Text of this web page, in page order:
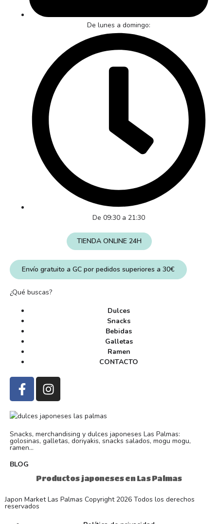
Snacks, merchandising y dulces japoneses Las Palmas:
golosinas, galletas, doriyakis, snacks salados, mogu mogu,
ramen...
BLOG
Productos japoneses en Las Palmas
¿Qué buscas?
Dulces
Snacks
Bebidas
Galletas
Ramen
CONTACTO
De lunes a domingo:
De 09:30 a 21:30
TIENDA ONLINE 24H
Envío gratuito a GC por pedidos superiores a 30€
Japon Market Las Palmas Copyright 2026 Todos los derechos
reservados